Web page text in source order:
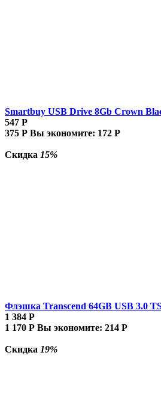
Smartbuy USB Drive 8Gb Crown
547 Р
375 Р Вы экономите: 172 Р
Скидка 15%
Флэшка Transcend 64GB USB 3.0
1 384 Р
1 170 Р Вы экономите: 214 Р
Скидка 19%